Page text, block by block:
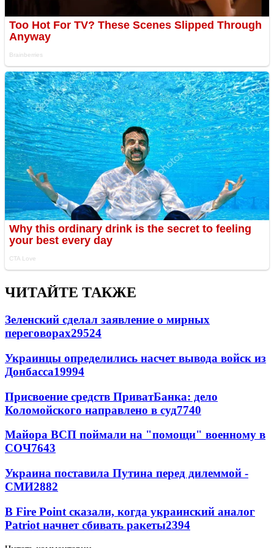
ЧИТАЙТЕ ТАКЖЕ
Зеленский сделал заявление о мирных
переговорах29524
Украинцы определились насчет вывода войск из
Донбасса19994
Присвоение средств ПриватБанка: дело
Коломойского направлено в суд7740
Майора ВСП поймали на "помощи" военному в
СОЧ7643
Украина поставила Путина перед дилеммой -
СМИ2882
В Fire Point сказали, когда украинский аналог
Patriot начнет сбивать ракеты2394